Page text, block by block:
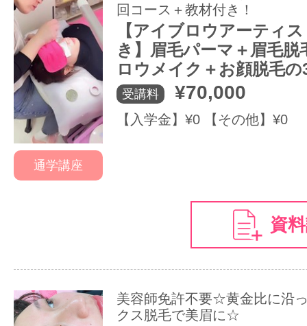
通学講座
回コース＋教材付き！
【アイブロウアーティ
き】眉毛パーマ＋眉毛脱
ロウメイク＋お顔脱毛
受講料 ¥70,000
【入学金】¥0 【その他】¥0
資
美容師免許不要☆黄金比に沿
クス脱毛で美眉に☆